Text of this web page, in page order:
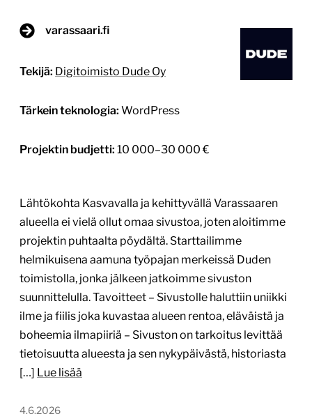
varassaari.fi
Tekijä: Digitoimisto Dude Oy
Tärkein teknologia: WordPress
Projektin budjetti: 10 000–30 000 €
Lähtökohta Kasvavalla ja kehittyvällä Varassaaren
alueella ei vielä ollut omaa sivustoa, joten aloitimme
projektin puhtaalta pöydältä. Starttailimme
helmikuisena aamuna työpajan merkeissä Duden
toimistolla, jonka jälkeen jatkoimme sivuston
suunnittelulla. Tavoitteet – Sivustolle haluttiin uniikki
ilme ja fiilis joka kuvastaa alueen rentoa, eläväistä ja
boheemia ilmapiiriä – Sivuston on tarkoitus levittää
tietoisuutta alueesta ja sen nykypäivästä, historiasta
[…] Lue lisää
4.6.2026